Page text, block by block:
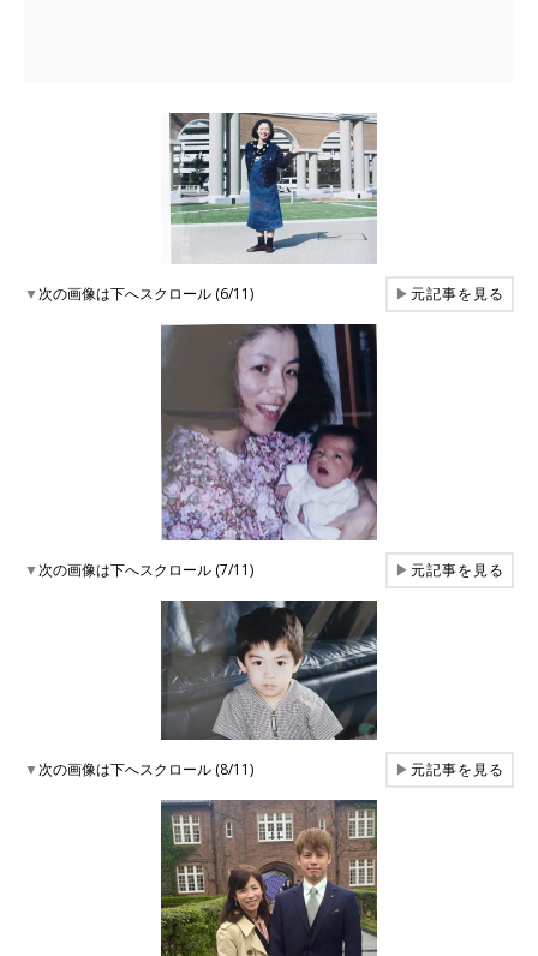
▼次の画像は下へスクロール (6/11) ▶元記事を見る
▼次の画像は下へスクロール (7/11) ▶元記事を見る
▼次の画像は下へスクロール (8/11) ▶元記事を見る